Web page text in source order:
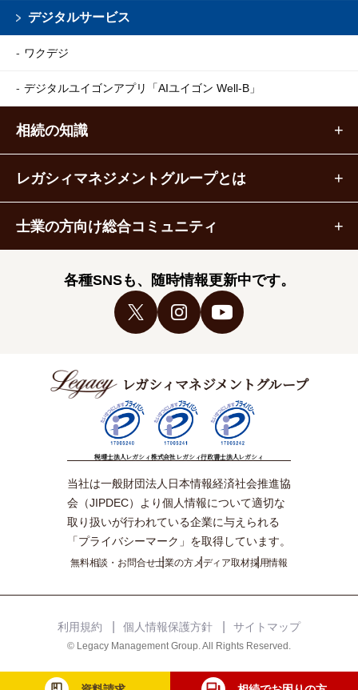
デジタルサービス
ワクデジ
デジタルユイゴンアプリ 「AIユイゴン Well-B」
相続の知識
レガシィマネジメントグループとは
士業の方向け総合コミュニティ
各種SNSも、随時情報更新中です。
レガシィマネジメントグループ
税理士法人レガシィ株式会社レガシィ行政書士法人レガシィ
当社は一般財団法人日本情報経済社会推進協
会（JIPDEC）より個人情報について適切な
取り扱いが行われている企業に与えられる
「プライバシーマーク」を取得しています。
無料相談・お問合せ士業の方メディア取材採用情報
© Legacy Management Group. All Rights Reserved.
利用規約 個人情報保護方針 サイトマップ